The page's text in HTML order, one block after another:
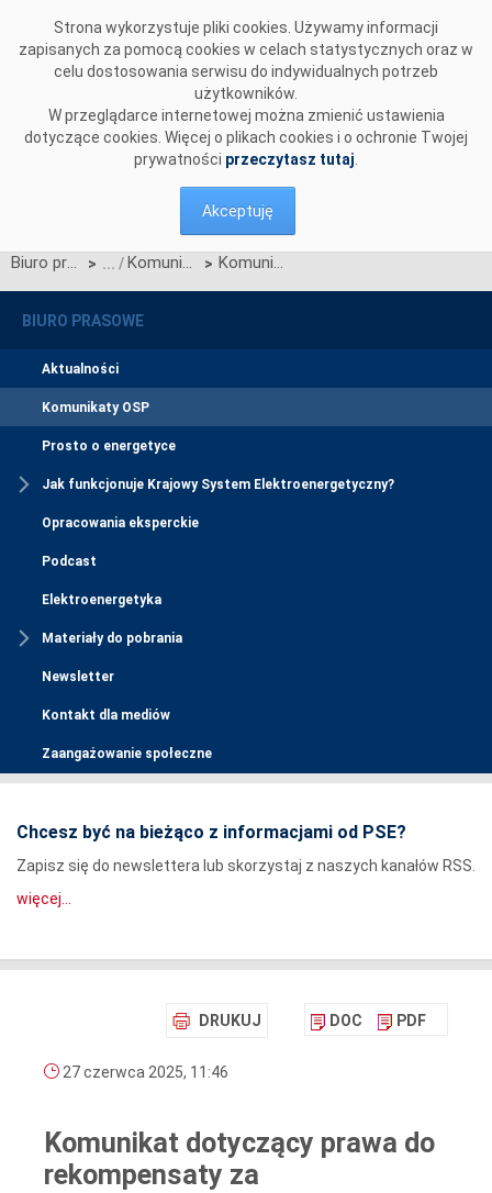
Strona wykorzystuje pliki cookies. Używamy informacji
zapisanych za pomocą cookies w celach statystycznych oraz w
celu dostosowania serwisu do indywidualnych potrzeb
użytkowników.
W przeglądarce internetowej można zmienić ustawienia
dotyczące cookies. Więcej o plikach cookies i o ochronie Twojej
prywatności przeczytasz tutaj
Akceptuję
Biuro prasowe > Komunikaty OSP > Komunikat dotyczący prawa do rekompensaty za redysponowanie nierynkowe instalacji wiatrowych w dniu 24 czerwca 2025 r.
BIURO PRASOWE
Aktualności
Komunikaty OSP
Prosto o energetyce
Jak funkcjonuje Krajowy System Elektroenergetyczny?
Opracowania eksperckie
Podcast
Elektroenergetyka
Materiały do pobrania
Newsletter
Kontakt dla mediów
Zaangażowanie społeczne
Chcesz być na bieżąco z informacjami od PSE?
Zapisz się do newslettera lub skorzystaj z naszych kanałów RSS.
więcej...
DRUKUJ DOC PDF
27 czerwca 2025, 11:46
Komunikat dotyczący prawa do
rekompensaty za